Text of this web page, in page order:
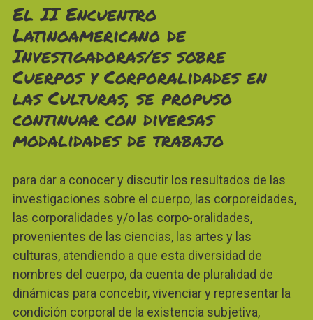
ElII Encuentro
Latinoamericano de
Investigadoras/es sobre
Cuerpos y Corporalidades en
las Culturas, se propuso
continuar con diversas
modalidades de trabajo
para dar a conocer y discutir los resultados de las
investigaciones sobre el cuerpo, las corporeidades,
las corporalidades y/o las corpo-oralidades,
provenientes de las ciencias, las artes y las
culturas, atendiendo a que esta diversidad de
nombres del cuerpo, da cuenta de pluralidad de
dinámicas para concebir, vivenciar y representar la
condición corporal de la existencia subjetiva,